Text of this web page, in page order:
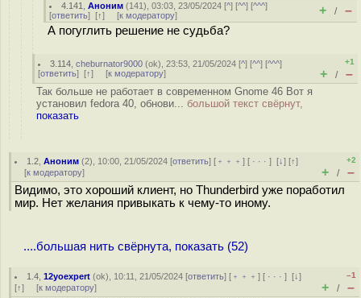
4.141 ,Аноним (141), 03:03, 23/05/2024 [^] [^^] [^^^]
[ответить] [↑] [к модератору] + / –
А погуглить решение не судьба?
3.114 ,cheburnator9000 (ok), 23:53, 21/05/2024 [^] [^^] [^^^]
[ответить] [↑] [к модератору]
+1
+ / –
Так больше не работает в современном Gnome 46 Вот я
установил fedora 40, обнови... большой текст свёрнут,
показать
1.2 ,Аноним (2), 10:00, 21/05/2024 [ответить] [ ﹢﹢﹢] [ · · ·][↓] [↑]
[к модератору]
+2
+ / –
Видимо, это хороший клиент, но Thunderbird уже поработил
мир. Нет желания привыкать к чему-то иному.
....большая нить свёрнута, показать (52)
1.4 ,12yoexpert (ok), 10:11, 21/05/2024 [ответить] [ ﹢﹢﹢] [ · · ·][↓]
[↑] [к модератору]
–1
+ / –